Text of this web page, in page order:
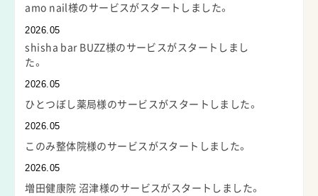
amo nail様のサービスがスタートしました。
2026.05
shisha bar BUZZ様のサービスがスタートしまし
た。
2026.05
ひとつぼし薬局様のサービスがスタートしました。
2026.05
このみ整体院様のサービスがスタートしました。
2026.05
増田健康院 沼津様のサービスがスタートしました。